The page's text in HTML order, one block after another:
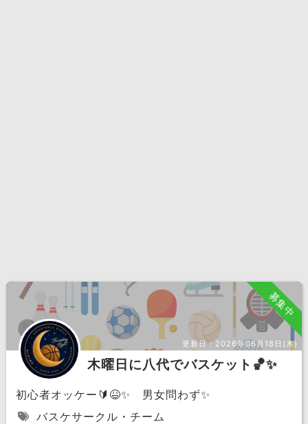
募集中
更新日： 2026年06月18日(木)
木曜日に八代でバスケット🏀✨️
初心者オッケー🔰😆✨️ 男女問わず✨️
バスケサークル・チーム